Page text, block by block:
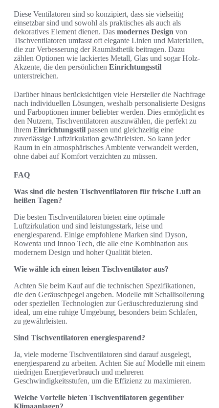
Diese Ventilatoren sind so konzipiert, dass sie vielseitig
einsetzbar sind und sowohl als praktisches als auch als
dekoratives Element dienen. Das modernes Design von
Tischventilatoren umfasst oft elegante Linien und Materialien,
die zur Verbesserung der Raumästhetik beitragen. Dazu
zählen Optionen wie lackiertes Metall, Glas und sogar Holz-
Akzente, die den persönlichen Einrichtungsstil
unterstreichen.
Darüber hinaus berücksichtigen viele Hersteller die Nachfrage
nach individuellen Lösungen, weshalb personalisierte Designs
und Farboptionen immer beliebter werden. Dies ermöglicht es
den Nutzern, Tischventilatoren auszuwählen, die perfekt zu
ihrem Einrichtungsstil passen und gleichzeitig eine
zuverlässige Luftzirkulation gewährleisten. So kann jeder
Raum in ein atmosphärisches Ambiente verwandelt werden,
ohne dabei auf Komfort verzichten zu müssen.
FAQ
Was sind die besten Tischventilatoren für frische Luft an
heißen Tagen?
Die besten Tischventilatoren bieten eine optimale
Luftzirkulation und sind leistungsstark, leise und
energiesparend. Einige empfohlene Marken sind Dyson,
Rowenta und Innoo Tech, die alle eine Kombination aus
modernem Design und hoher Qualität bieten.
Wie wähle ich einen leisen Tischventilator aus?
Achten Sie beim Kauf auf die technischen Spezifikationen,
die den Geräuschpegel angeben. Modelle mit Schallisolierung
oder speziellen Technologien zur Geräuschreduzierung sind
ideal, um eine ruhige Umgebung, besonders beim Schlafen,
zu gewährleisten.
Sind Tischventilatoren energiesparend?
Ja, viele moderne Tischventilatoren sind darauf ausgelegt,
energiesparend zu arbeiten. Achten Sie auf Modelle mit einem
niedrigen Energieverbrauch und mehreren
Geschwindigkeitsstufen, um die Effizienz zu maximieren.
Welche Vorteile bieten Tischventilatoren gegenüber
Klimaanlagen?